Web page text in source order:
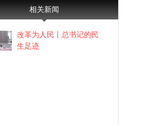
相关新闻
改革为人民丨总书记的民
生足迹